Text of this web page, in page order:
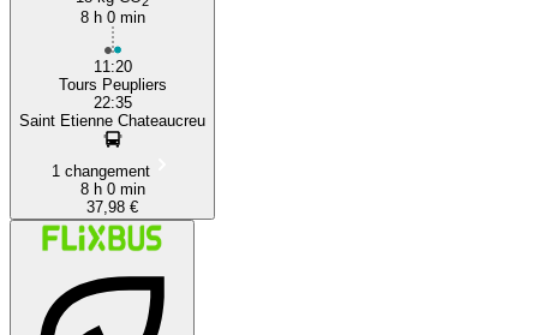
8 h 0 min
11:20
Tours Peupliers
22:35
Saint Etienne Chateaucreu
1 changement
8 h 0 min
37,98 €